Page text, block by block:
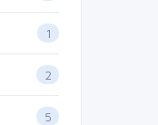
1
2
5